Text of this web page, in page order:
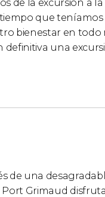
de la excursión a
que teníamos
bienestar en todo
definitiva una
de una
Port Grimaud